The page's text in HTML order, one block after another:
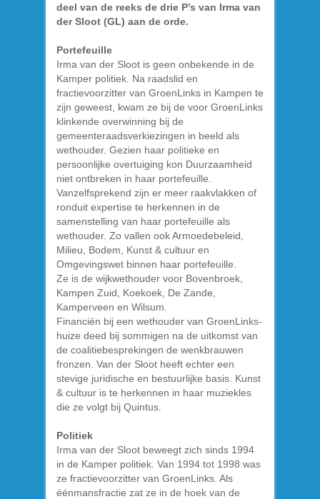
deel van de reeks de drie P’s van Irma van
der Sloot (GL) aan de orde.
Portefeuille
Irma van der Sloot is geen onbekende in de
Kamper politiek. Na raadslid en
fractievoorzitter van GroenLinks in Kampen te
zijn geweest, kwam ze bij de voor GroenLinks
klinkende overwinning bij de
gemeenteraadsverkiezingen in beeld als
wethouder. Gezien haar politieke en
persoonlijke overtuiging kon Duurzaamheid
niet ontbreken in haar portefeuille.
Vanzelfsprekend zijn er meer raakvlakken of
ronduit expertise te herkennen in de
samenstelling van haar portefeuille als
wethouder. Zo vallen ook Armoedebeleid,
Milieu, Bodem, Kunst & cultuur en
Omgevingswet binnen haar portefeuille.
Ze is de wijkwethouder voor Bovenbroek,
Kampen Zuid, Koekoek, De Zande,
Kamperveen en Wilsum.
Financiën bij een wethouder van GroenLinks-
huize deed bij sommigen na de uitkomst van
de coalitiebesprekingen de wenkbrauwen
fronzen. Van der Sloot heeft echter een
stevige juridische en bestuurlijke basis. Kunst
& cultuur is te herkennen in haar muziekles
die ze volgt bij Quintus.
Politiek
Irma van der Sloot beweegt zich sinds 1994
in de Kamper politiek. Van 1994 tot 1998 was
ze fractievoorzitter van GroenLinks. Als
éénmansfractie zat ze in de hoek van de